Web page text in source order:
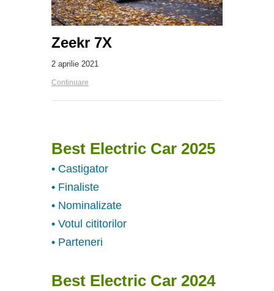
Zeekr 7X
2 aprilie 2021
Continuare
Best Electric Car 2025
• Castigator
• Finaliste
• Nominalizate
• Votul cititorilor
• Parteneri
Best Electric Car 2024